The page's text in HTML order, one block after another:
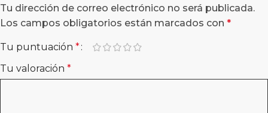
Tu dirección de correo electrónico no será publicada.
Los campos obligatorios están marcados con *
Tu puntuación *
Tu valoración *